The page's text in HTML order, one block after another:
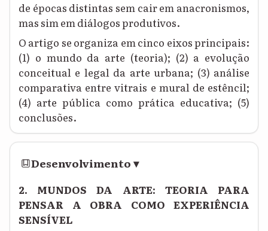
de épocas distintas sem cair em anacronismos,
mas sim em diálogos produtivos.
O artigo se organiza em cinco eixos principais:
(1) o mundo da arte (teoria); (2) a evolução
conceitual e legal da arte urbana; (3) análise
comparativa entre vitrais e mural de estêncil;
(4) arte pública como prática educativa; (5)
conclusões.
Desenvolvimento▾
2. MUNDOS DA ARTE: TEORIA PARA
PENSAR A OBRA COMO EXPERIÊNCIA
SENSÍVEL